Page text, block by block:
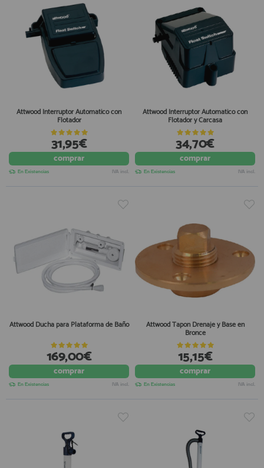
Attwood Interruptor Automatico con
Flotador
31,95€
comprar
En Existencias IVA incl.
Attwood Interruptor Automatico con
Flotador y Carcasa
34,70€
comprar
En Existencias IVA incl.
Attwood Ducha para Plataforma de Baño
169,00€
comprar
En Existencias IVA incl.
Attwood Tapon Drenaje y Base en
Bronce
15,15€
comprar
En Existencias IVA incl.